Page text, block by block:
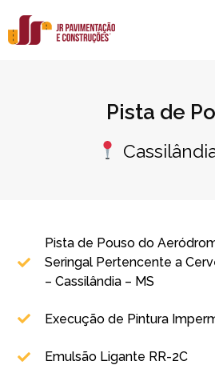
Pista de
Pista de Pouso do
Seringal Pertencente a
– Cassilândia – MS
Execução de Pintura
Emulsão Ligante RR-2C